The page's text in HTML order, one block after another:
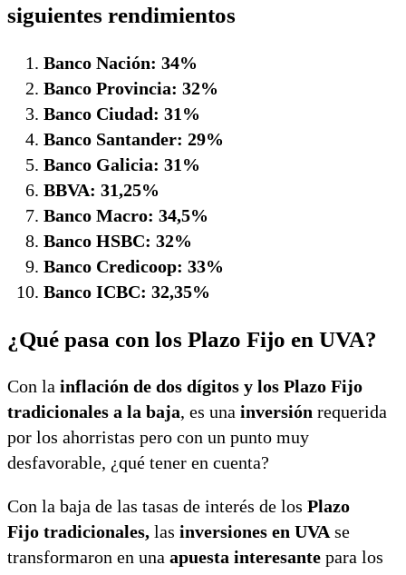
siguientes rendimientos
Banco Nación: 34%
Banco Provincia: 32%
Banco Ciudad: 31%
Banco Santander: 29%
Banco Galicia: 31%
BBVA: 31,25%
Banco Macro: 34,5%
Banco HSBC: 32%
Banco Credicoop: 33%
Banco ICBC: 32,35%
¿Qué pasa con los Plazo Fijo en UVA?
Con la inflación de dos dígitos y los Plazo Fijo
tradicionales a la baja, es una inversión requerida
por los ahorristas pero con un punto muy
desfavorable, ¿qué tener en cuenta?
Con la baja de las tasas de interés de los Plazo
Fijo tradicionales, las inversiones en UVA se
transformaron en una apuesta interesante para los